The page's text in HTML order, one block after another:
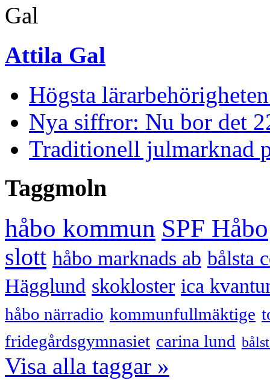
Attila Gal
Högsta
Nya siffror: Nu bor det
Traditionell julmarknad
Taggmoln
håbo kommun SPF Håbo
slott håbo marknads ab bålsta
Hägglund skokloster ica
håbo närradio kommunfullmäktige
fridegårdsgymnasiet carina lund
Visa alla taggar »